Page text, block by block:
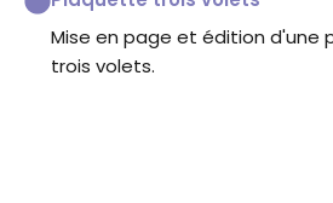
Mise en page et édition d'une
trois volets.